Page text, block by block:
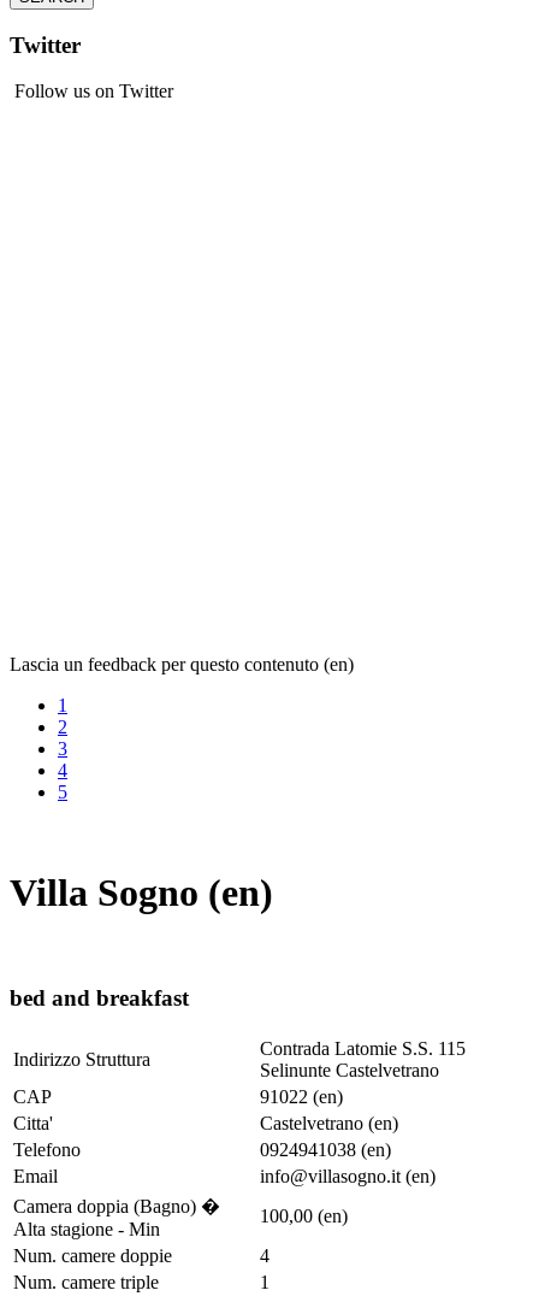
Twitter
Follow us on Twitter
Lascia un feedback per questo contenuto (en)
1
2
3
4
5
Villa Sogno (en)
bed and breakfast
Indirizzo Struttura
Contrada Latomie S.S. 115
Selinunte Castelvetrano
CAP
91022 (en)
Citta'
Castelvetrano (en)
Telefono
0924941038 (en)
Email
info@villasogno.it (en)
Camera doppia (Bagno) �
Alta stagione - Min
100,00 (en)
Num. camere doppie
4
Num. camere triple
1